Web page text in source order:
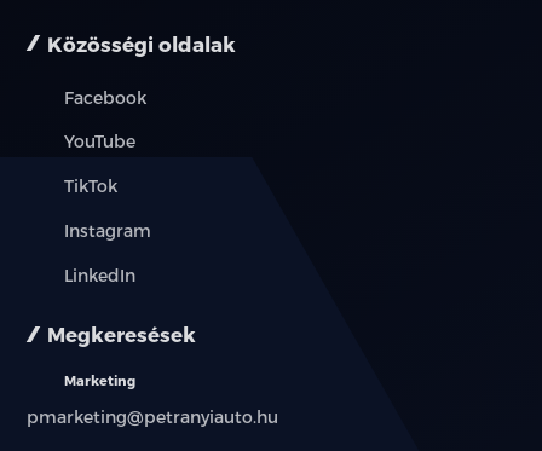
Közösségi oldalak
Facebook
YouTube
TikTok
Instagram
LinkedIn
Megkeresések
Marketing
pmarketing@petranyiauto.hu